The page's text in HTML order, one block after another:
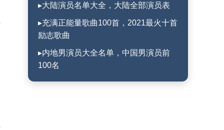
▸大陆演员名单大全，大陆全部演员表
▸充满正能量歌曲100首，2021最火十首
励志歌曲
▸内地男演员大全名单，中国男演员前
100名